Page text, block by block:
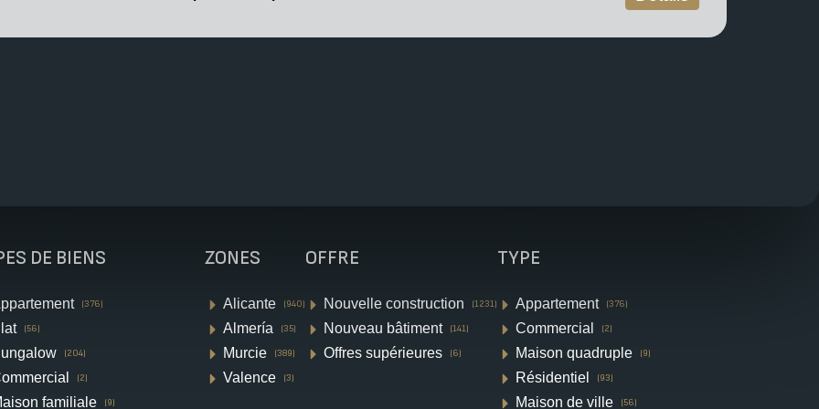
DE BIENS
(376)
(56)
(204)
(2)
familiale (9)
ZONES
Alicante (940)
Almería (35)
Murcie (389)
Valence (3)
OFFRE
Nouvelle construction (1231)
Nouveau bâtiment (141)
Offres supérieures (6)
TYPE
Appartement (376)
Commercial (2)
Maison quadruple (9)
Résidentiel (93)
Maison de ville (56)